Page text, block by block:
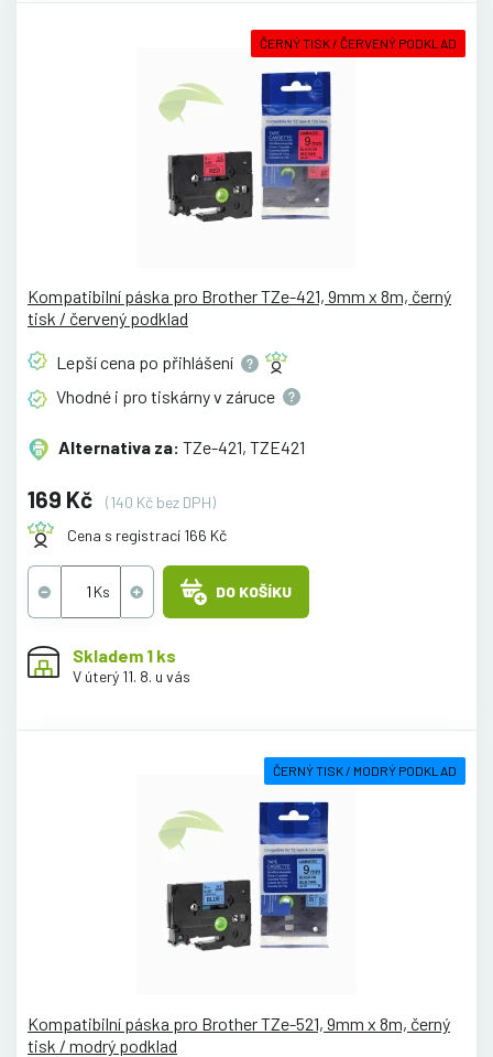
ČERNÝ TISK / ČERVENÝ PODKLAD
Kompatibilní páska pro Brother TZe-421, 9mm x 8m, černý
tisk / červený podklad
Lepší cena po přihlášení
Vhodné i pro tiskárny v záruce
Alternativa za: TZe-421, TZE421
169 Kč
(140 Kč bez DPH)
Cena s registrací 166 Kč
DO KOŠÍKU
Skladem 1 ks
V úterý 11. 8. u vás
ČERNÝ TISK / MODRÝ PODKLAD
Kompatibilní páska pro Brother TZe-521, 9mm x 8m, černý
tisk / modrý podklad